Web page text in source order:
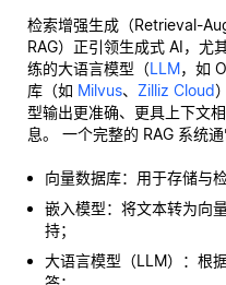
检索增强生成（Retrieval-
RAG）正引领生成式 AI，尤
练的大语言模型（LLM，如
库（如 Milvus、 Zilliz Cloud
型输出更准确、更具上下文
息。 一个完整的 RAG 系统
向量数据库：用于存储与
嵌入模型：将文本转为向
持；
大语言模型（LLM）：根